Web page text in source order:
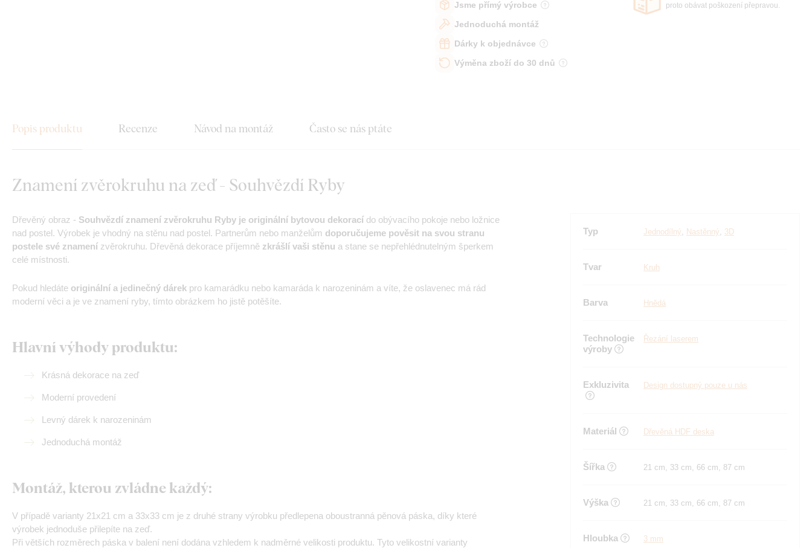
Jsme přímý výrobce
Jednoduchá montáž
Dárky k objednávce
Výměna zboží do 30 dnů
proto obávat poškození přepravou.
Popis produktu Recenze Návod na montáž Často se nás ptáte
Znamení zvěrokruhu na zeď - Souhvězdí Ryby
Dřevěný obraz - Souhvězdí znamení zvěrokruhu Ryby je originální bytovou dekorací do obývacího pokoje nebo ložnice
nad postel. Výrobek je vhodný na stěnu nad postel. Partnerům nebo manželům doporučujeme pověsit na svou stranu
postele své znamení zvěrokruhu. Dřevěná dekorace příjemně zkrášlí vaši stěnu a stane se nepřehlédnutelným šperkem
celé místnosti.
Pokud hledáte originální a jedinečný dárek pro kamarádku nebo kamaráda k narozeninám a víte, že oslavenec má rád
moderní věci a je ve znamení ryby, tímto obrázkem ho jistě potěšíte.
Hlavní výhody produktu:
Krásná dekorace na zeď
Moderní provedení
Levný dárek k narozeninám
Jednoduchá montáž
Montáž, kterou zvládne každý:
V případě varianty 21x21 cm a 33x33 cm je z druhé strany výrobku předlepena oboustranná pěnová páska, díky které
výrobek jednoduše přilepíte na zeď.
Při větších rozměrech páska v balení není dodána vzhledem k nadměrné velikosti produktu. Tyto velikostní varianty
Typ Jednodílný, Nastěnný, 3D
Tvar Kruh
Barva Hnědá
Technologie
výroby
Řezání laserem
Exkluzivita Design dostupný pouze u nás
Materiál Dřevěná HDF deska
Šířka 21 cm, 33 cm, 66 cm, 87 cm
Výška 21 cm, 33 cm, 66 cm, 87 cm
Hloubka 3 mm